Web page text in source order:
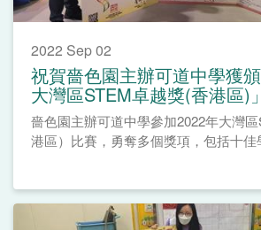
2022 Sep 02
祝賀嗇色園主辦可道中學獲
大灣區STEM卓越獎(香港區)」
嗇色園主辦可道中學參加2022年大灣
港區）比賽，勇奪多個獎項，包括十佳